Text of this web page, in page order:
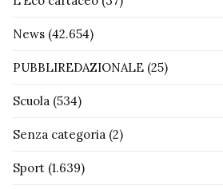
News (42.654)
PUBBLIREDAZIONALE (25)
Scuola (534)
Senza categoria (2)
Sport (1.639)